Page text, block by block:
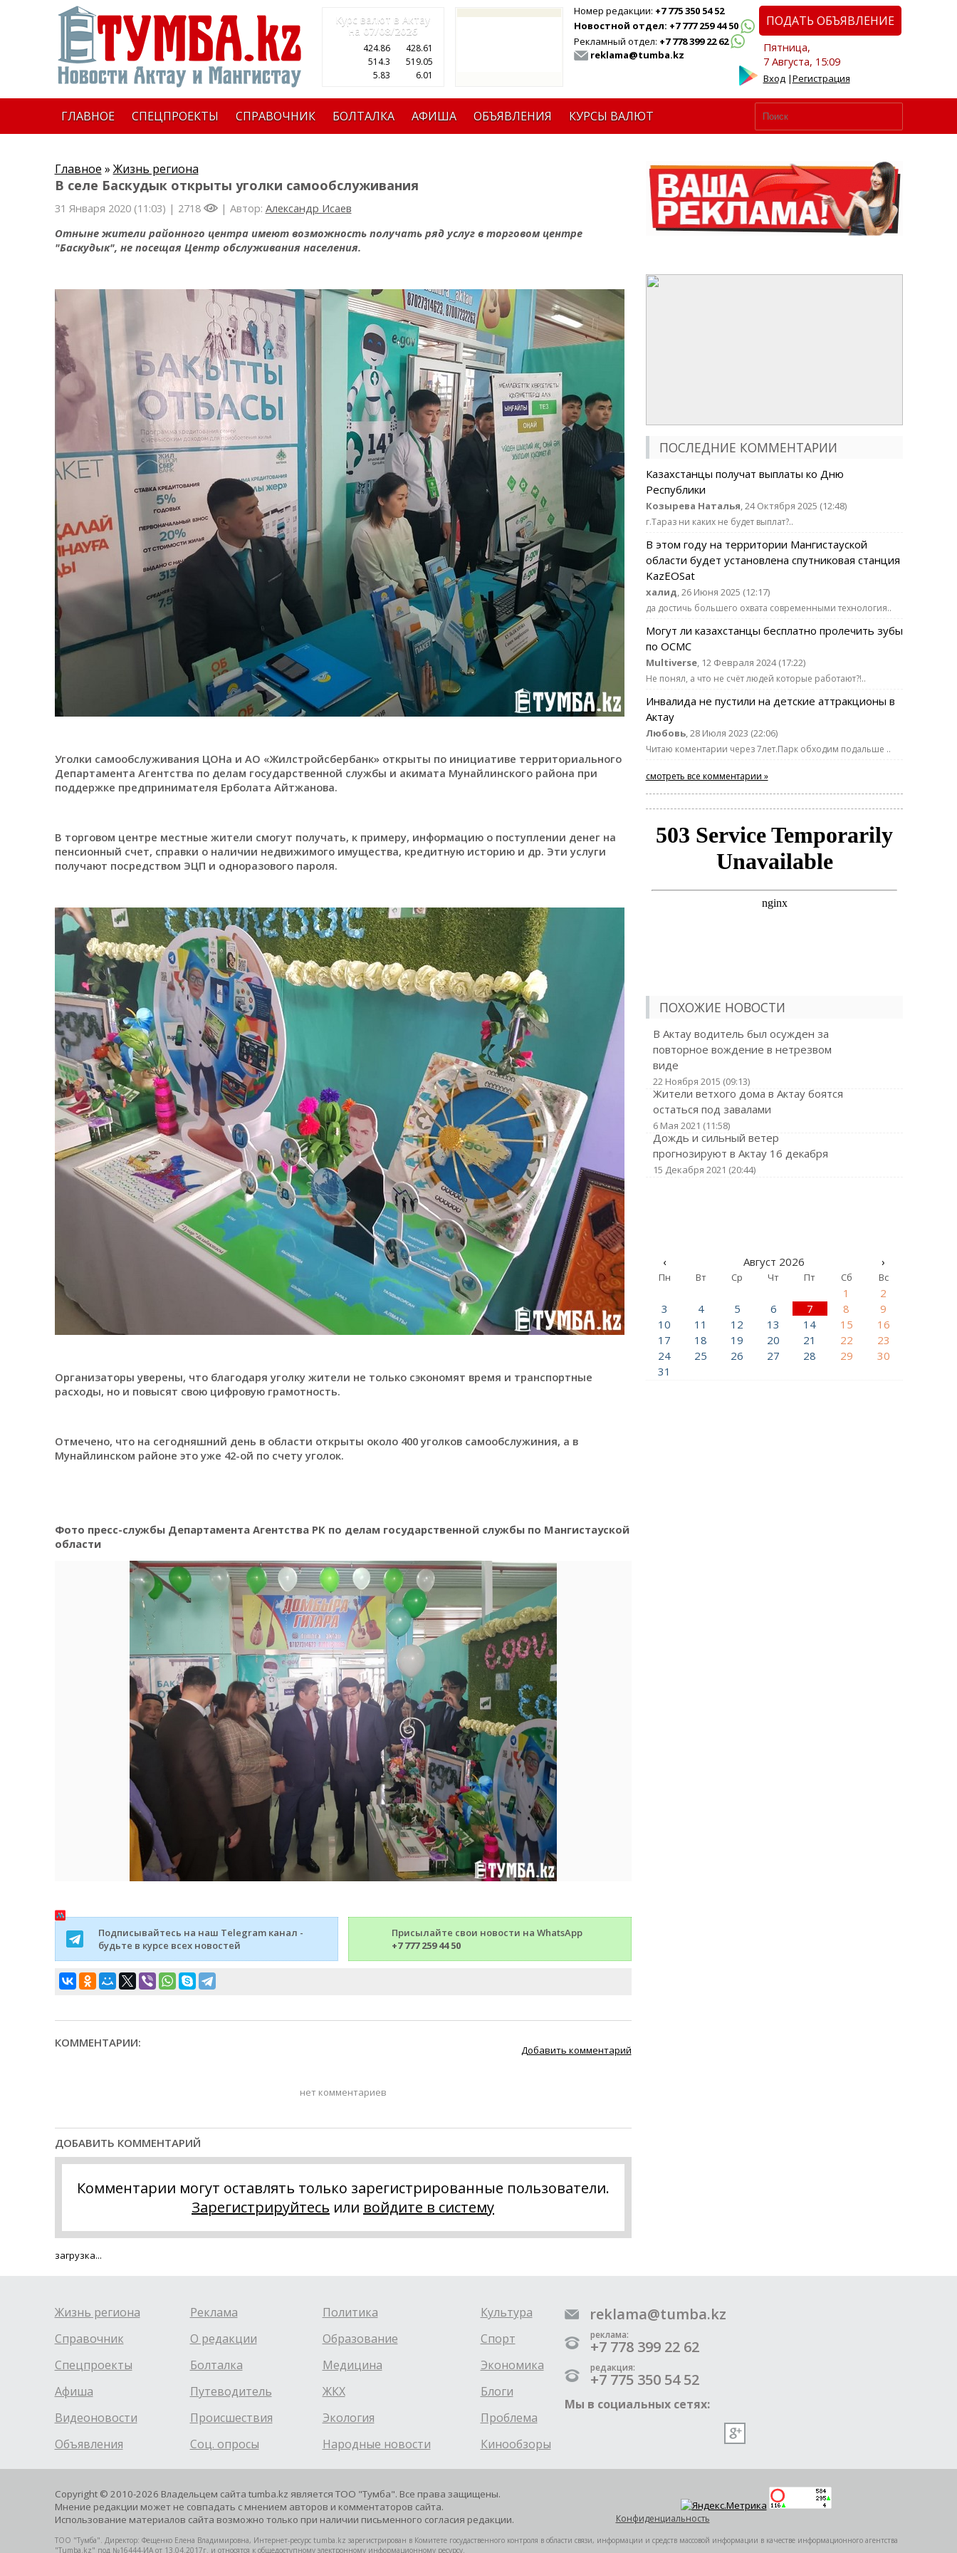
Курс валют в Актау
на 07/08/2026
424.86
428.61
514.3
519.05
5.83
6.01
Номер редакции: +7 775 350 54 52
Новостной отдел: +7 777 259 44 50
Рекламный отдел: +7 778 399 22 62
reklama@tumba.kz
ПОДАТЬ ОБЪЯВЛЕНИЕ
Пятница,
7 Августа, 15:09
Вход|Регистрация
ГЛАВНОЕ СПЕЦПРОЕКТЫ СПРАВОЧНИК БОЛТАЛКА АФИША ОБЪЯВЛЕНИЯ КУРСЫ ВАЛЮТ
Главное » Жизнь региона
В селе Баскудык открыты уголки самообслуживания
31 Января 2020 (11:03) | 2718 | Автор: Александр Исаев
Отныне жители районного центра имеют возможность получать ряд услуг в торговом центре
"Баскудык", не посещая Центр обслуживания населения.
Уголки самообслуживания ЦОНа и АО «Жилстройсбербанк» открыты по инициативе территориального
Департамента Агентства по делам государственной службы и акимата Мунайлинского района при
поддержке предпринимателя Ерболата Айтжанова.
В торговом центре местные жители смогут получать, к примеру, информацию о поступлении денег на
пенсионный счет, справки о наличии недвижимого имущества, кредитную историю и др. Эти услуги
получают посредством ЭЦП и одноразового пароля.
Организаторы уверены, что благодаря уголку жители не только сэкономят время и транспортные
расходы, но и повысят свою цифровую грамотность.
Отмечено, что на сегодняшний день в области открыты около 400 уголков самообслужиния, а в
Мунайлинском районе это уже 42-ой по счету уголок.
Фото пресс-службы Департамента Агентства РК по делам государственной службы по Мангистауской
области
Подписывайтесь на наш Telegram канал -
будьте в курсе всех новостей
Присылайте свои новости на WhatsApp
+7 777 259 44 50
КОММЕНТАРИИ:
Добавить комментарий
нет комментариев
ДОБАВИТЬ КОММЕНТАРИЙ
Комментарии могут оставлять только зарегистрированные пользователи.
Зарегистрируйтесь или войдите в систему
загрузка...
ПОСЛЕДНИЕ КОММЕНТАРИИ
Казахстанцы получат выплаты ко Дню
Республики
Козырева Наталья, 24 Октября 2025 (12:48)
г.Тараз ни каких не будет выплат?..
В этом году на территории Мангистауской
области будет установлена спутниковая станция
KazEOSat
халид, 26 Июня 2025 (12:17)
да достичь большего охвата современными технология..
Могут ли казахстанцы бесплатно пролечить зубы
по ОСМС
Multiverse, 12 Февраля 2024 (17:22)
Не понял, а что не счёт людей которые работают?!..
Инвалида не пустили на детские аттракционы в
Актау
Любовь, 28 Июля 2023 (22:06)
Читаю коментарии через 7лет.Парк обходим подальше ..
смотреть все комментарии »
ПОХОЖИЕ НОВОСТИ
В Актау водитель был осужден за
повторное вождение в нетрезвом
виде
22 Ноября 2015 (09:13)
Жители ветхого дома в Актау боятся
остаться под завалами
6 Мая 2021 (11:58)
Дождь и сильный ветер
прогнозируют в Актау 16 декабря
15 Декабря 2021 (20:44)
‹ Август 2026 ›
Пн Вт Ср Чт Пт Сб Вс
1
2
3
4 5 6 7 8
9
10
11 12 13 14 15
16
17
18 19 20 21 22
23
24
25 26 27 28 29
30
31
Жизнь региона
Справочник
Спецпроекты
Афиша
Видеоновости
Объявления
Реклама
О редакции
Болталка
Путеводитель
Происшествия
Соц. опросы
Политика
Образование
Медицина
ЖКХ
Экология
Народные новости
Культура
Спорт
Экономика
Блоги
Проблема
Кинообзоры
reklama@tumba.kz
реклама:
+7 778 399 22 62
редакция:
+7 775 350 54 52
Мы в социальных сетях:
Copyright © 2010-2026 Владельцем сайта tumba.kz является ТОО "Тумба". Все права защищены.
Мнение редакции может не совпадать с мнением авторов и комментаторов сайта.
Использование материалов сайта возможно только при наличии письменного согласия редакции.
Конфиденциальность
ТОО "Тумба". Директор: Фещенко Елена Владимировна, Интернет-ресурс tumba.kz зарегистрирован в Комитете госудаственного контроля в области связи, информации и средств массовой информации в качестве информационного агентства
"Tumba.kz" под №16444-ИА от 13.04.2017г. и относятся к общедоступному электронному информационному ресурсу.